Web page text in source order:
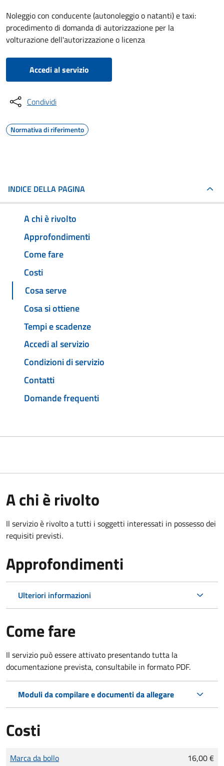
Noleggio con conducente (autonoleggio o natanti) e taxi:
procedimento di domanda di autorizzazione per la
volturazione dell'autorizzazione o licenza
Accedi al servizio
Condividi
Normativa di riferimento
INDICE DELLA PAGINA
A chi è rivolto
Approfondimenti
Come fare
Costi
Cosa serve
Cosa si ottiene
Tempi e scadenze
Accedi al servizio
Condizioni di servizio
Contatti
Domande frequenti
A chi è rivolto
Il servizio è rivolto a tutti i soggetti interessati in possesso dei
requisiti previsti.
Approfondimenti
Ulteriori informazioni
Come fare
Il servizio può essere attivato presentando tutta la
documentazione prevista, consultabile in formato PDF.
Moduli da compilare e documenti da allegare
Costi
Tipo di pagamento
Importo
Marca da bollo 16,00 €